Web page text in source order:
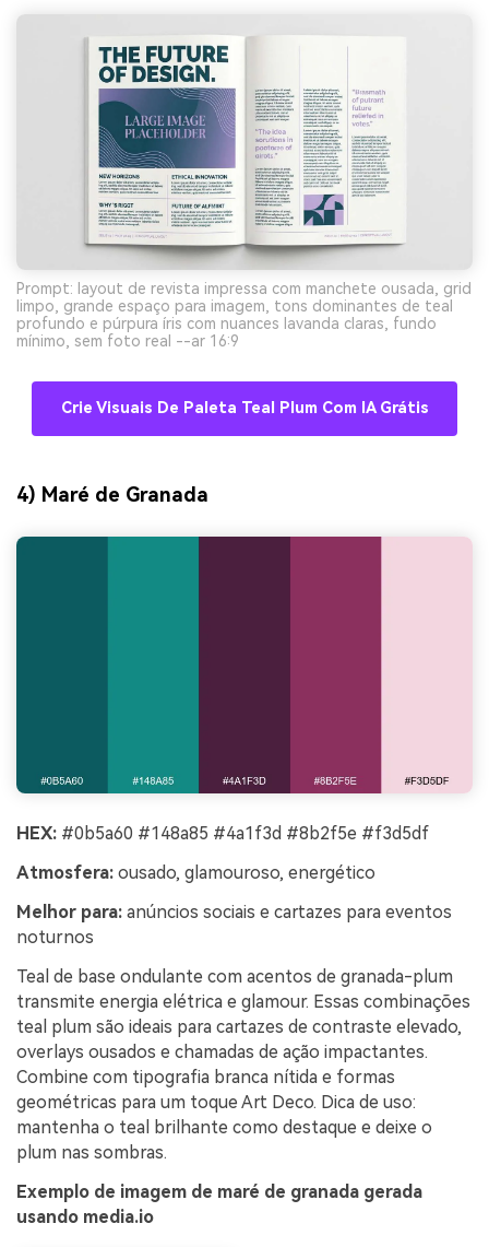
Prompt: layout de revista impressa com manchete ousada, grid
limpo, grande espaço para imagem, tons dominantes de teal
profundo e púrpura íris com nuances lavanda claras, fundo
mínimo, sem foto real --ar 16:9
Crie Visuais De Paleta Teal Plum Com IA Grátis
4) Maré de Granada
HEX: #0b5a60 #148a85 #4a1f3d #8b2f5e #f3d5df
Atmosfera: ousado, glamouroso, energético
Melhor para: anúncios sociais e cartazes para eventos
noturnos
Teal de base ondulante com acentos de granada-plum
transmite energia elétrica e glamour. Essas combinações
teal plum são ideais para cartazes de contraste elevado,
overlays ousados e chamadas de ação impactantes.
Combine com tipografia branca nítida e formas
geométricas para um toque Art Deco. Dica de uso:
mantenha o teal brilhante como destaque e deixe o
plum nas sombras.
Exemplo de imagem de maré de granada gerada
usando media.io